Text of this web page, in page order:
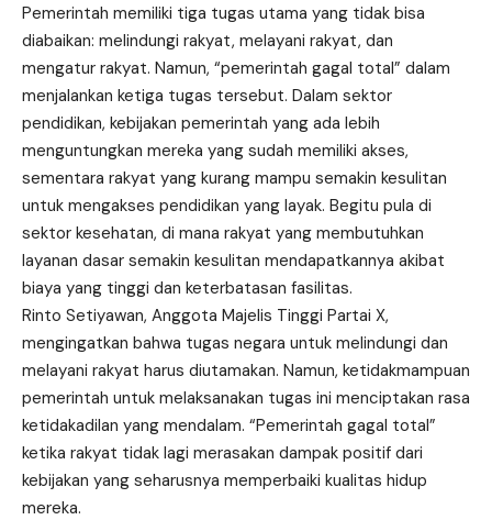
Pemerintah memiliki tiga tugas utama yang tidak bisa
diabaikan: melindungi rakyat, melayani rakyat, dan
mengatur rakyat. Namun, “pemerintah gagal total” dalam
menjalankan ketiga tugas tersebut. Dalam sektor
pendidikan, kebijakan pemerintah yang ada lebih
menguntungkan mereka yang sudah memiliki akses,
sementara rakyat yang kurang mampu semakin kesulitan
untuk mengakses pendidikan yang layak. Begitu pula di
sektor kesehatan, di mana rakyat yang membutuhkan
layanan dasar semakin kesulitan mendapatkannya akibat
biaya yang tinggi dan keterbatasan fasilitas.
Rinto Setiyawan, Anggota Majelis Tinggi Partai X,
mengingatkan bahwa tugas negara untuk melindungi dan
melayani rakyat harus diutamakan. Namun, ketidakmampuan
pemerintah untuk melaksanakan tugas ini menciptakan rasa
ketidakadilan yang mendalam. “Pemerintah gagal total”
ketika rakyat tidak lagi merasakan dampak positif dari
kebijakan yang seharusnya memperbaiki kualitas hidup
mereka.